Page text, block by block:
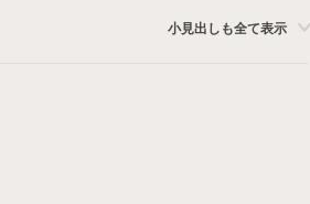
小見出しも全て表示